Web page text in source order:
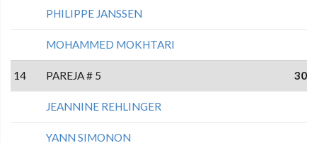
PHILIPPE JANSSEN
MOHAMMED MOKHTARI
14 PAREJA # 5 30
JEANNINE REHLINGER
YANN SIMONON